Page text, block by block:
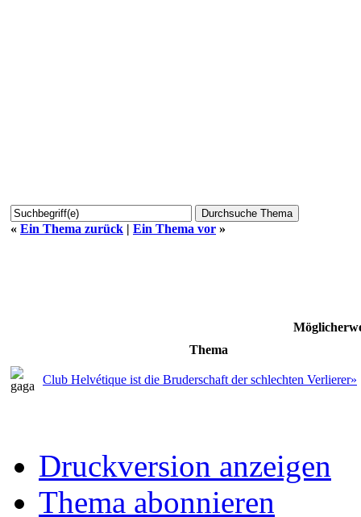
« Ein Thema zurück | Ein Thema vor »
Thema
Club Helvétique ist die Bruderschaft der schlechten Verlierer»
Druckversion anzeigen
Thema abonnieren